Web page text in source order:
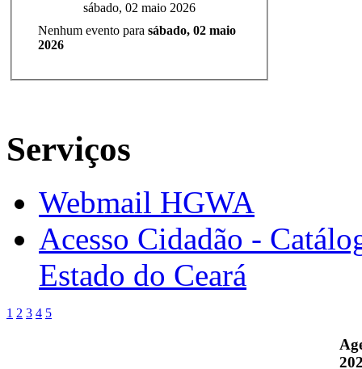
sábado, 02 maio 2026
Nenhum evento para sábado, 02 maio
2026
Serviços
Webmail HGWA
Acesso Cidadão -
Estado do Ceará
1 2 3 4 5